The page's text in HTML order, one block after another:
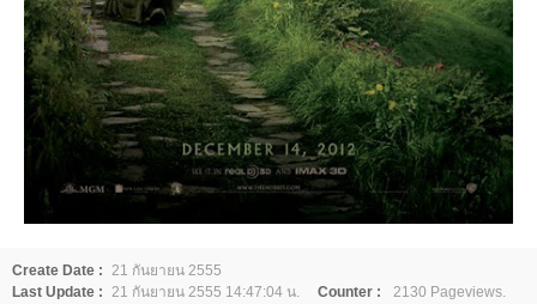
Create Date : 21 กันยายน 2555
Last Update : 21 กันยายน 2555 14:47:04 น. Counter :
2130 Pageviews.